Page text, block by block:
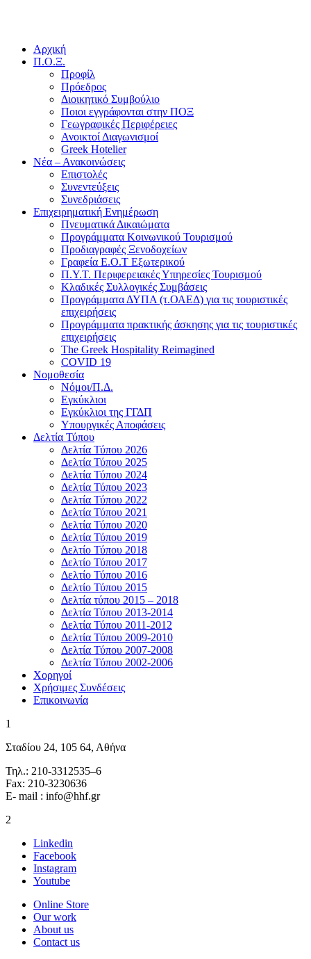
Αρχική
Π.Ο.Ξ.
Προφίλ
Πρόεδρος
Διοικητικό Συμβούλιο
Ποιοι εγγράφονται στην ΠΟΞ
Γεωγραφικές Περιφέρειες
Ανοικτοί Διαγωνισμoί
Greek Hotelier
Νέα – Ανακοινώσεις
Επιστολές
Συνεντεύξεις
Συνεδριάσεις
Επιχειρηματική Ενημέρωση
Πνευματικά Δικαιώματα
Προγράμματα Κοινωνικού Τουρισμού
Προδιαγραφές Ξενοδοχείων
Γραφεία Ε.Ο.Τ Εξωτερικού
Π.Υ.Τ. Περιφερειακές Υπηρεσίες Τουρισμού
Κλαδικές Συλλογικές Συμβάσεις
Προγράμματα ΔΥΠΑ (τ.ΟΑΕΔ) για τις τουριστικές
επιχειρήσεις
Προγράμματα πρακτικής άσκησης για τις τουριστικές
επιχειρήσεις
The Greek Hospitality Reimagined
COVID 19
Νομοθεσία
Νόμοι/Π.Δ.
Εγκύκλιοι
Εγκύκλιοι της ΓΓΔΠ
Υπουργικές Αποφάσεις
Δελτία Τύπου
Δελτία Τύπου 2026
Δελτία Τύπου 2025
Δελτία Τύπου 2024
Δελτία Τύπου 2023
Δελτία Τύπου 2022
Δελτία Τύπου 2021
Δελτία Τύπου 2020
Δελτία Τύπου 2019
Δελτίο Τύπου 2018
Δελτίο Τύπου 2017
Δελτίο Τύπου 2016
Δελτίο Τύπου 2015
Δελτία τύπου 2015 – 2018
Δελτία Τύπου 2013-2014
Δελτία Τύπου 2011-2012
Δελτία Τύπου 2009-2010
Δελτία Τύπου 2007-2008
Δελτία Τύπου 2002-2006
Χορηγοί
Χρήσιμες Συνδέσεις
Επικοινωνία
1
Σταδίου 24, 105 64, Αθήνα
Τηλ.: 210-3312535–6
Fax: 210-3230636
E- mail : info@hhf.gr
2
Linkedin
Facebook
Instagram
Youtube
Online Store
Our work
About us
Contact us